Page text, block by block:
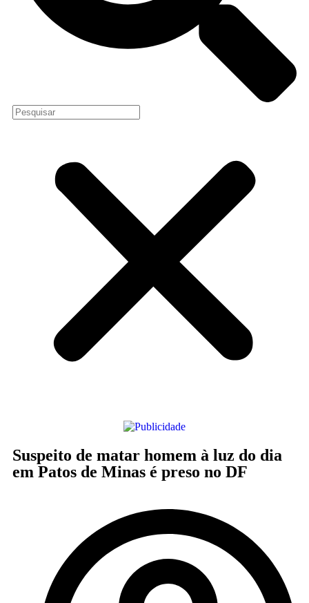
Suspeito de matar homem à luz do dia
em Patos de Minas é preso no DF